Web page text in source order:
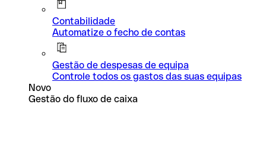
Contabilidade
Automatize o fecho de contas
Gestão de despesas de equipa
Controle todos os gastos das suas equipas
Novo
Gestão do fluxo de caixa